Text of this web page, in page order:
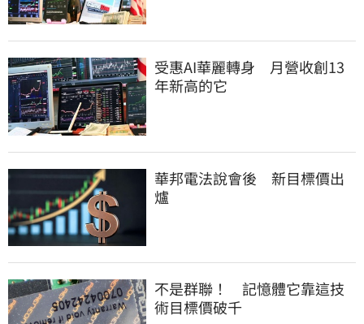
受惠AI華麗轉身 月營收創13
年新高的它
華邦電法說會後 新目標價出
爐
不是群聯！ 記憶體它靠這技
術目標價破千